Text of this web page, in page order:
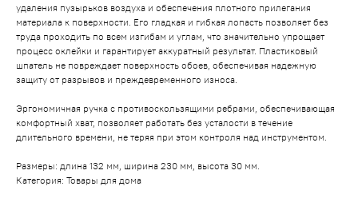
удаления пузырьков воздуха и обеспечения плотного прилегания
материала к поверхности. Его гладкая и гибкая лопасть позволяет без
труда проходить по всем изгибам и углам, что значительно упрощает
процесс оклейки и гарантирует аккуратный результат. Пластиковый
шпатель не повреждает поверхность обоев, обеспечивая надежную
защиту от разрывов и преждевременного износа.
Эргономичная ручка с противоскользящими ребрами, обеспечивающая
комфортный хват, позволяет работать без усталости в течение
длительного времени, не теряя при этом контроля над инструментом.
Размеры: длина 132 мм, ширина 230 мм, высота 30 мм.
Категория: Товары для дома